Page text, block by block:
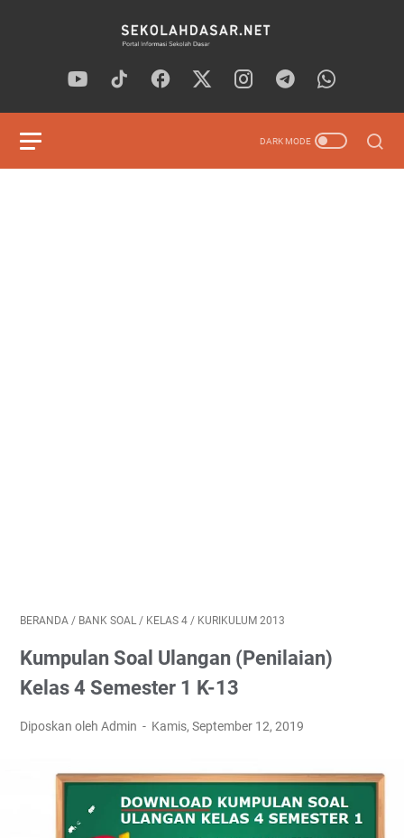
BERANDA / BANK SOAL / KELAS 4 / KURIKULUM 2013
Kumpulan Soal Ulangan (Penilaian)
Kelas 4 Semester 1 K-13
Diposkan oleh Admin Kamis, September 12, 2019